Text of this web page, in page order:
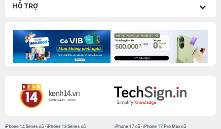
HỖ TRỢ
iPhone 14 Series cũ -iPhone 13 Series cũ
iPhone 17 cũ-iPhone 17 Pro Max cũ